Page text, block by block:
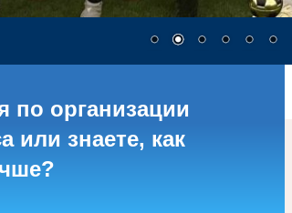
по организации
или знаете, как